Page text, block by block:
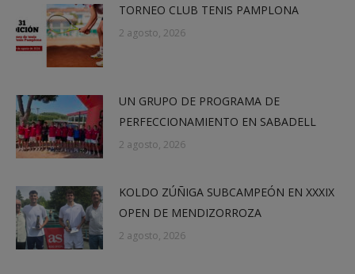
TORNEO CLUB TENIS PAMPLONA
2 agosto, 2026
UN GRUPO DE PROGRAMA DE
PERFECCIONAMIENTO EN SABADELL
2 agosto, 2026
KOLDO ZÚÑIGA SUBCAMPEÓN EN XXXIX
OPEN DE MENDIZORROZA
2 agosto, 2026